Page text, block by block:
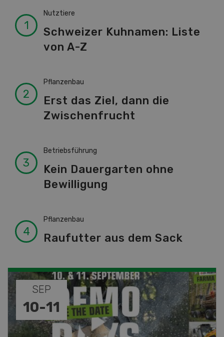
Nutztiere
Schweizer Kuhnamen: Liste
von A-Z
Pflanzenbau
Erst das Ziel, dann die
Zwischenfrucht
Betriebsführung
Kein Dauergarten ohne
Bewilligung
Pflanzenbau
Raufutter aus dem Sack
SEP
11